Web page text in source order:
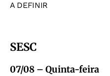
A DEFINIR
SESC
07/08 – Quinta-feira